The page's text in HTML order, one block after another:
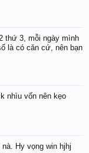
thứ 3, mỗi ngày mình
là có căn cứ, nên bạn
nhìu vốn nên kẹo
Hy vọng win hjhj